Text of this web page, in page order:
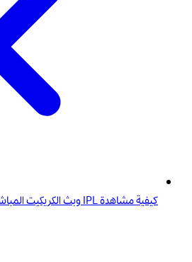
كيفية مشاهدة IPL وبث الكريكيت المباشر في الجزائر